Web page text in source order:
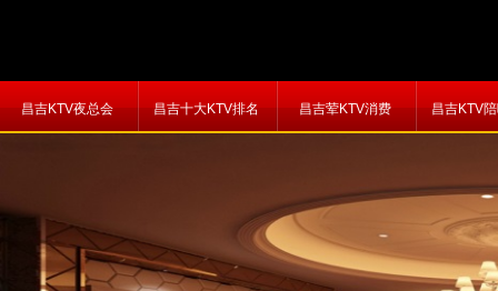
昌吉KTV夜总会 昌吉十大KTV排名 昌吉荤KTV消费 昌吉KTV